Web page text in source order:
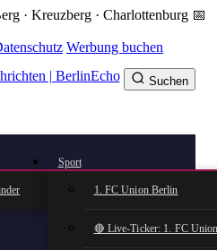
· Kreuzberg · Charlottenburg 📅
Werbung buchen
Sport
1. FC Union Berlin
🔴 Live-Ticker: 1. FC
Suchen